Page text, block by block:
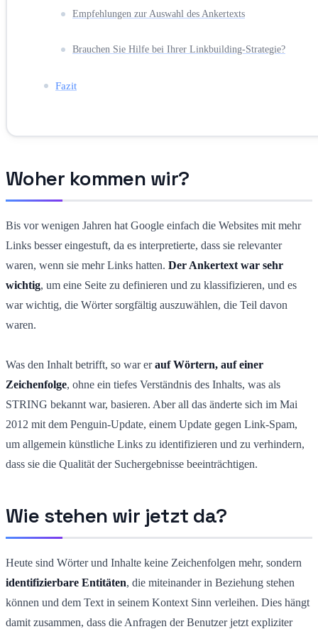
Empfehlungen zur Auswahl des Ankertexts
Brauchen Sie Hilfe bei Ihrer Linkbuilding-Strategie?
Fazit
Woher kommen wir?
Bis vor wenigen Jahren hat Google einfach die Websites mit mehr
Links besser eingestuft, da es interpretierte, dass sie relevanter
waren, wenn sie mehr Links hatten. Der Ankertext war sehr
wichtig, um eine Seite zu definieren und zu klassifizieren, und es
war wichtig, die Wörter sorgfältig auszuwählen, die Teil davon
waren.
Was den Inhalt betrifft, so war erauf Wörtern, auf einer
Zeichenfolge, ohne ein tiefes Verständnis des Inhalts, was als
STRING bekannt war, basieren. Aber all das änderte sich im Mai
2012 mit dem Penguin-Update, einem Update gegen Link-Spam,
um allgemein künstliche Links zu identifizieren und zu verhindern,
dass sie die Qualität der Suchergebnisse beeinträchtigen.
Wie stehen wir jetzt da?
Heute sind Wörter und Inhalte keine Zeichenfolgen mehr, sondern
identifizierbare Entitäten, die miteinander in Beziehung stehen
können und dem Text in seinem Kontext Sinn verleihen. Dies hängt
damit zusammen, dass die Anfragen der Benutzer jetzt expliziter